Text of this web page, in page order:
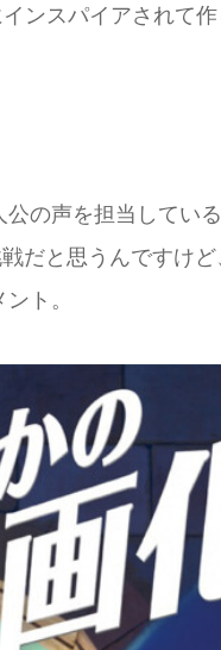
ンスパイアされて
の声を担当してい
だと思うんですけ
ト。